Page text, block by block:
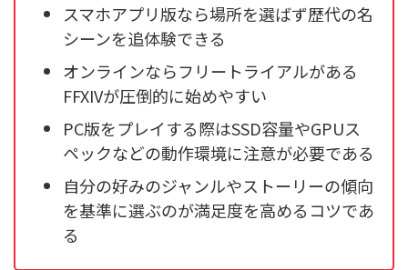
スマホアプリ版なら場所を選ばず歴代の名
シーンを追体験できる
オンラインならフリートライアルがある
FFXIVが圧倒的に始めやすい
PC版をプレイする際はSSD容量やGPUス
ペックなどの動作環境に注意が必要である
自分の好みのジャンルやストーリーの傾向
を基準に選ぶのが満足度を高めるコツであ
る